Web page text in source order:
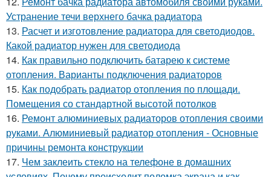
Устранение течи верхнего бачка радиатора
13. Расчет и изготовление радиатора для светодиодов.
Какой радиатор нужен для светодиода
14. Как правильно подключить батарею к системе
отопления. Варианты подключения радиаторов
15. Как подобрать радиатор отопления по площади.
Помещения со стандартной высотой потолков
16. Ремонт алюминиевых радиаторов отопления своими
руками. Алюминиевый радиатор отопления - Основные
причины ремонта конструкции
17. Чем заклеить стекло на телефоне в домашних